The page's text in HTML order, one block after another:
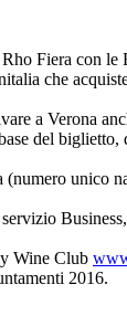
Fiera con le
che
a Verona
del
unico
Wine Club
2016.